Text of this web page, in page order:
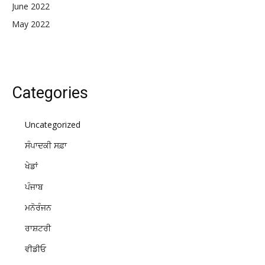
June 2022
May 2022
Categories
Uncategorized
ਸੰਪਾਦਕੀ ਸਫ਼ਾ
ਖੇਡਾਂ
ਪੰਜਾਬ
ਮਨੋਰੰਜਨ
ਰਾਸ਼ਟਰੀ
ਵੀਡੀਓ